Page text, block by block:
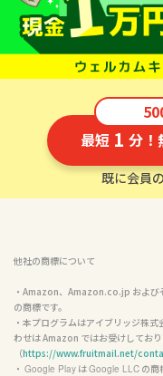
最短 1 分！
既に会員
他社の商標について
・Amazon、Amazon.co.jp およ
の商標です。
・本プログラムはアイブリッジ株
わせは Amazon ではお受けしてお
（https://www.fruitmail.net/
・ Google Play は Google LLC の商